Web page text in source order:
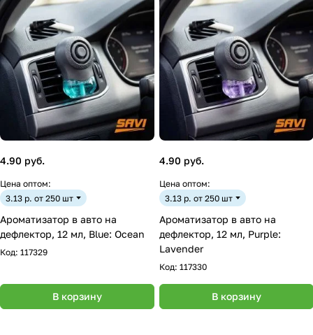
4.90 руб.
Цена оптом:
3.13 р. от 250 шт
Ароматизатор в авто на
дефлектор, 12 мл, Blue: Ocean
Код: 117329
В корзину
4.90 руб.
Цена оптом:
3.13 р. от 250 шт
Ароматизатор в авто на
дефлектор, 12 мл, Purple:
Lavender
Код: 117330
В корзину